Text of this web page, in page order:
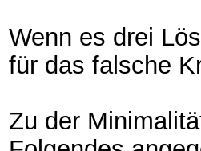
Wenn es drei
für das falsche
Zu der